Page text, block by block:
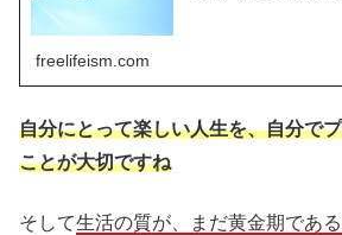
freelifeism.com
自分にとって楽しい人生を、自分で
ことが大切ですね
そして生活の質が、まだ黄金期であ